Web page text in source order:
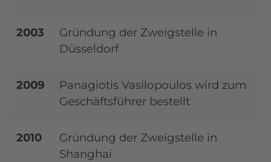
2003
Gründung der Zweigstelle in
Düsseldorf
2009
Panagiotis Vasilopoulos wird zum
Geschäftsführer bestellt
2010
Gründung der Zweigstelle in
Shanghai